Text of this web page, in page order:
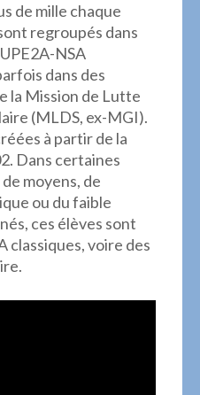
de mille chaque
regroupés dans
NSA
dans des
la Mission de Lutte
(MLDS, ex-MGI).
à partir de la
Dans certaines
moyens, de
ou du faible
ces élèves sont
classiques, voire des